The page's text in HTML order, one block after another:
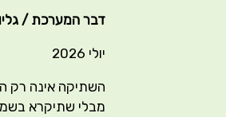
דבר המערכת / גליון
יולי 2026
השתיקה אינה רק
מבלי שתיקרא